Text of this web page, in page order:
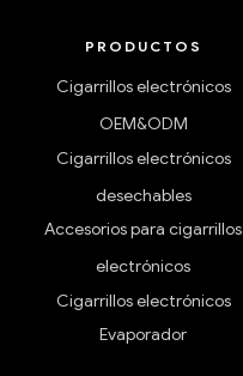
PRODUCTOS
Cigarrillos electrónicos
OEM&ODM
Cigarrillos electrónicos
desechables
Accesorios para cigarrillos
electrónicos
Cigarrillos electrónicos
Evaporador